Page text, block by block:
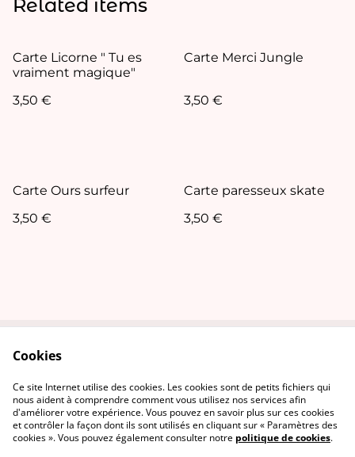
Related items
Carte Licorne " Tu es
vraiment magique"
3,50 €
Carte Merci Jungle
3,50 €
Carte Ours surfeur
3,50 €
Carte paresseux skate
3,50 €
Privacy Policy
Cookie Policy
Cookies
Ce site Internet utilise des cookies. Les cookies sont de petits fichiers qui
nous aident à comprendre comment vous utilisez nos services afin
d'améliorer votre expérience. Vous pouvez en savoir plus sur ces cookies
et contrôler la façon dont ils sont utilisés en cliquant sur « Paramètres des
cookies ». Vous pouvez également consulter notre politique de cookies.